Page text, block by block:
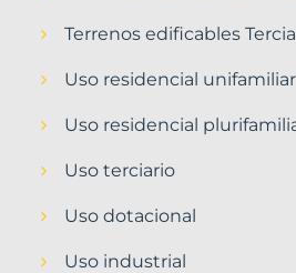
Terrenos edificables
Uso residencial unifamiliar
Uso residencial
Uso terciario
Uso dotacional
Uso industrial